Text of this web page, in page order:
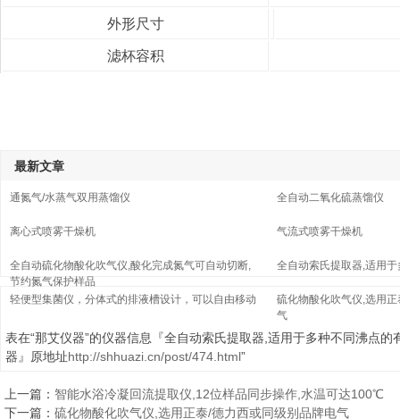
外形尺寸
滤杯容积
最新文章
通氮气/水蒸气双用蒸馏仪 全自动二氧化硫蒸馏仪
离心式喷雾干燥机 气流式喷雾干燥机
全自动硫化物酸化吹气仪,酸化完成氮气可自动切断,
节约氮气保护样品
全自动索氏提取器,适用
轻便型集菌仪，分体式的排液槽设计，可以自由移动
硫化物酸化吹气仪,选用
气
表在“那艾仪器”的仪器信息『全自动索氏提取器,适用于多种不同沸点的
器』原地址http://shhuazi.cn/post/474.html”
上一篇： 智能水浴冷凝回流提取仪,12位样品同步操作,水温可达100℃
下一篇： 硫化物酸化吹气仪,选用正泰/德力西或同级别品牌电气